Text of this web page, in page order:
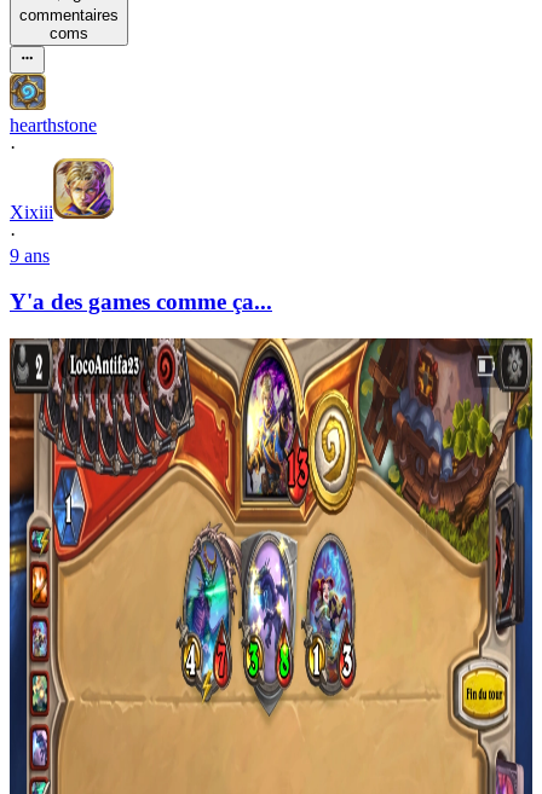
commentaires
coms
hearthstone
·
Xixiii
·
9 ans
Y'a des games comme ça...